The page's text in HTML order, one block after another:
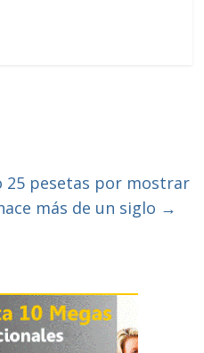
25 pesetas por mostrar
más de un siglo →